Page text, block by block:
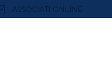
ASSOCIATI ONLINE